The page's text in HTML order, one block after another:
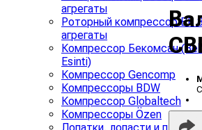
агрегаты
Роторный компрессор ВР
агрегаты
Компрессор Бекомсан
Esinti)
Компрессор Gencomp
Компрессоры BDW
Компрессор Globaltech
Компрессоры Özen